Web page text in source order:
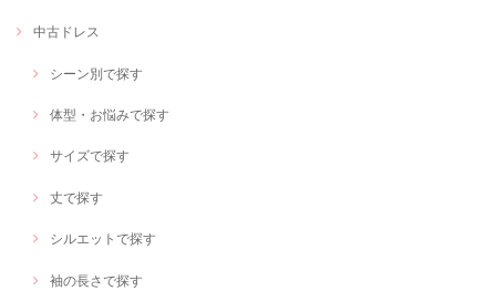
中古ドレス
シーン別で探す
体型・お悩みで探す
サイズで探す
丈で探す
シルエットで探す
袖の長さで探す